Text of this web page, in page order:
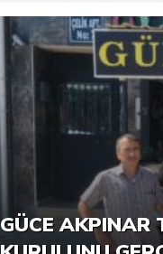
6. GÜCE
GÜCE AKPINAR